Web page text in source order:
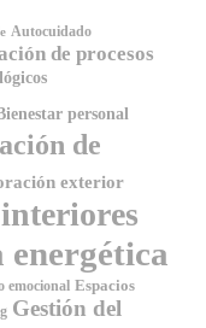
Autocuidado
de procesos
personal
de
exterior
Espacios
Gestión del